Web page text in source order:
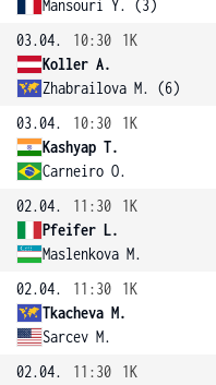
Mansouri Y. (3)
03.04.
10:30
1K
Koller A.
Zhabrailova M. (6)
03.04.
10:30
1K
Kashyap T.
Carneiro O.
02.04.
11:30
1K
Pfeifer L.
Maslenkova M.
02.04.
11:30
1K
Tkacheva M.
Sarcev M.
02.04.
11:30
1K